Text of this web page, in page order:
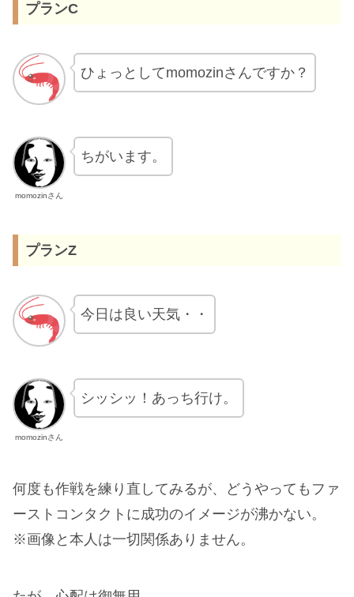
プランC
ひょっとしてmomozinさんですか？
momozinさん
ちがいます。
プランZ
今日は良い天気・・
momozinさん
シッシッ！あっち行け。
何度も作戦を練り直してみるが、どうやってもファ
ーストコンタクトに成功のイメージが沸かない。
※画像と本人は一切関係ありません。